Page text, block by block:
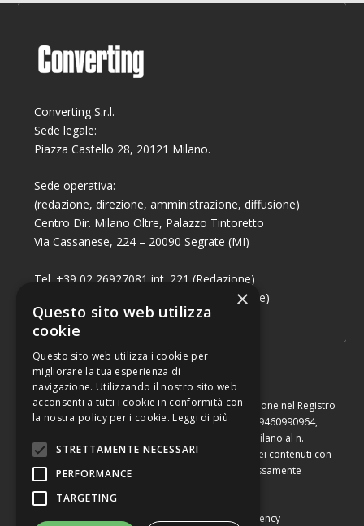
Converting S.r.l.
Sede legale:
Piazza Castello 28, 20121 Milano.
Sede operativa:
(redazione, direzione, amministrazione, diffusione)
Centro Dir. Milano Oltre, Palazzo Tintoretto
Via Cassanese, 224 – 20090 Segrate (MI)
Tel. +39 02 26927081 int. 221 (Redazione)
Tel. +39 02 26927081 int. 224 (Commerciale)
Fax +39 02 26951006
Capitale sociale di Euro 10.000,00 – Numero di iscrizione nel Registro
delle Imprese di Milano, partita Iva e codice fiscale 09460990964,
iscritta al Repertorio Economico Amministrativo di Milano al n.
2091710. È vietata la riproduzione, anche parziale, dei contenuti con
qualsiasi mezzo, compresa la stampa, se non espressamente
Copyright © Converting srl | Privacy Policy|Web Agency
×
Questo sito web utilizza
cookie
Questo sito web utilizza i cookie per
migliorare la tua esperienza di
navigazione. Utilizzando il nostro sito web
acconsenti a tutti i cookie in conformità con
la nostra policy per i cookie. Leggi di più
STRETTAMENTE NECESSARI
PERFORMANCE
TARGETING